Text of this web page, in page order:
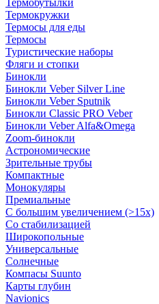
Термобутылки
Термокружки
Термосы для еды
Термосы
Туристические наборы
Фляги и стопки
Бинокли
Бинокли Veber Silver Line
Бинокли Veber Sputnik
Бинокли Classic PRO Veber
Бинокли Veber Alfa&Omega
Zoom-бинокли
Астрономические
Зрительные трубы
Компактные
Монокуляры
Премиальные
С большим увеличением (>15x)
Со стабилизацией
Широкопольные
Универсальные
Солнечные
Компасы Suunto
Карты глубин
Navionics